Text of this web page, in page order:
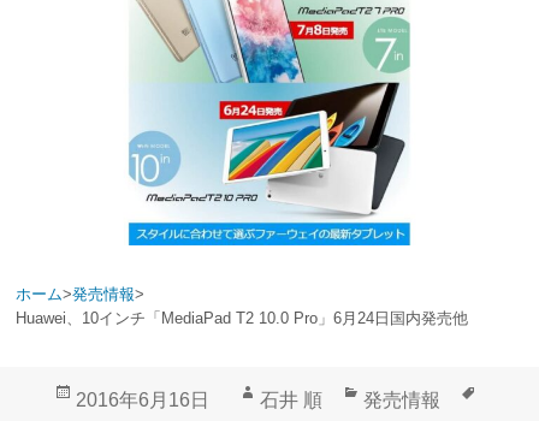
ホーム>発売情報>
Huawei、10インチ「MediaPad T2 10.0 Pro」6月24日国内発売他
投
2016年6月16日
作
石井 順
カ
発売情報